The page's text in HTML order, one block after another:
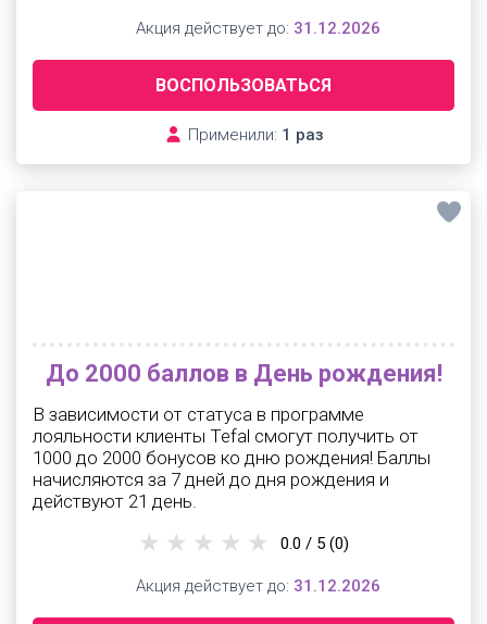
ВОСПОЛЬЗОВАТЬСЯ
Применили: 1 раз
Акция действует до: 31.12.2026
До 2000 баллов в День рождения!
В зависимости от статуса в программе
лояльности клиенты Tefal смогут получить от
1000 до 2000 бонусов ко дню рождения! Баллы
начисляются за 7 дней до дня рождения и
действуют 21 день.
0.0 / 5 (0)
Акция действует до: 31.12.2026